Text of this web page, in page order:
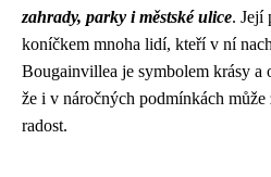
zahrady, parky i městské ulice. Její
koníčkem mnoha lidí, kteří v ní
Bougainvillea je symbolem krásy
že i v náročných podmínkách
radost.